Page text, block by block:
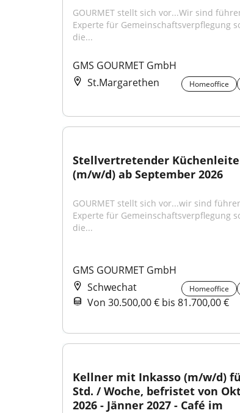
GOURMET stellt sich vor...Wir sind
Experte für Gemeinschaftsverpflegung
die...
GMS GOURMET GmbH
St.Margarethen
Homeoffice
Stellvertretender
(m/w/d) ab September 2026
GOURMET stellt sich vor...wir sind
Experte für Gemeinschaftsverpflegung
die...
GMS GOURMET GmbH
Schwechat
Homeoffice
Von 30.500,00 € bis 81.700,00 €
Kellner mit Inkasso (m/w/d)
Std. / Woche, befristet von
2026 - Jänner 2027 - Café im